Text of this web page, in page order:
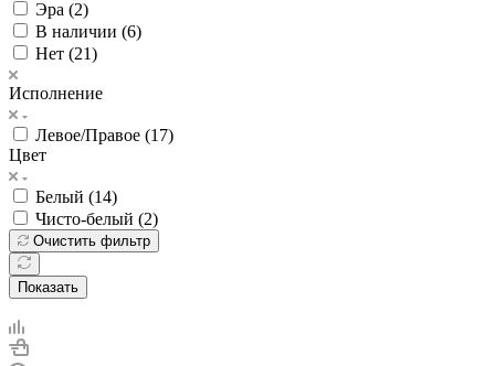
Эра (2)
В наличии (6)
Нет (21)
Исполнение
Левое/Правое (17)
Цвет
Белый (14)
Чисто-белый (2)
Очистить фильтр
Показать